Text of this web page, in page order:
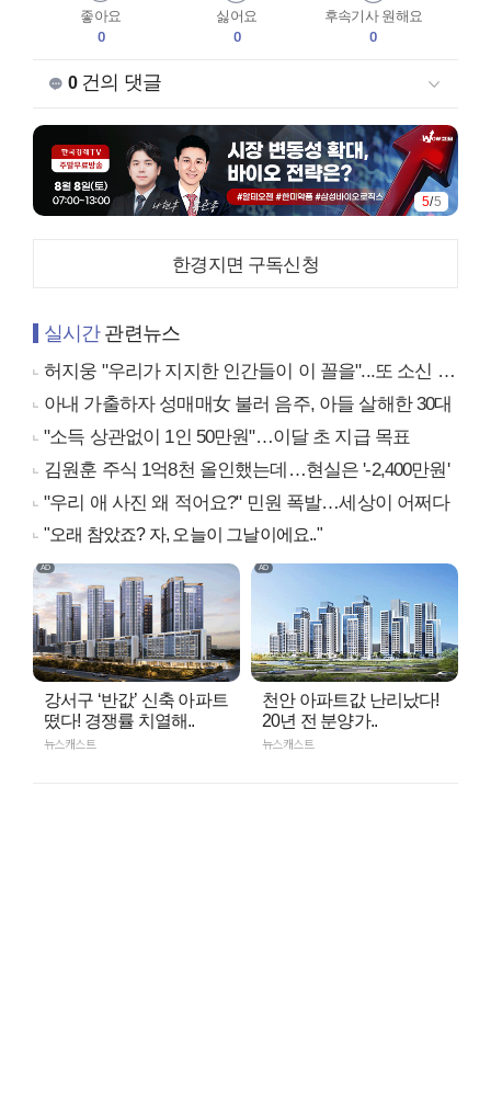
좋아요
0
싫어요
0
후속기사 원해요
0
0건의 댓글
1/5
한경지면 구독신청
실시간관련뉴스
허지웅 "우리가 지지한 인간들이 이 꼴을"...또 소신 발언
아내 가출하자 성매매女 불러 음주, 아들 살해한 30대
"소득 상관없이 1인 50만원"…이달 초 지급 목표
김원훈 주식 1억8천 올인했는데…현실은 '-2,400만원'
"우리 애 사진 왜 적어요?" 민원 폭발…세상이 어쩌다
"오래 참았죠? 자, 오늘이 그날이에요.."
강서구 ‘반값’ 신축 아파트
떴다! 경쟁률 치열해..
뉴스캐스트
천안 아파트값 난리났다!
20년 전 분양가..
뉴스캐스트